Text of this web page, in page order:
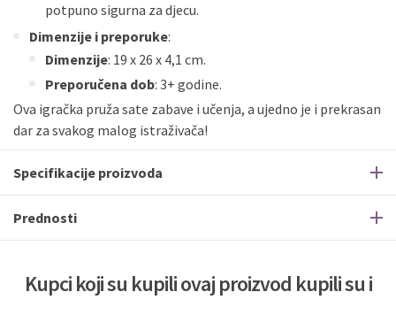
potpuno sigurna za djecu.
Dimenzije i preporuke:
Dimenzije: 19 x 26 x 4,1 cm.
Preporučena dob: 3+ godine.
Ova igračka pruža sate zabave i učenja, a ujedno je i prekrasan
dar za svakog malog istraživača!
Specifikacije proizvoda
Prednosti
Kupci koji su kupili ovaj proizvod kupili su i